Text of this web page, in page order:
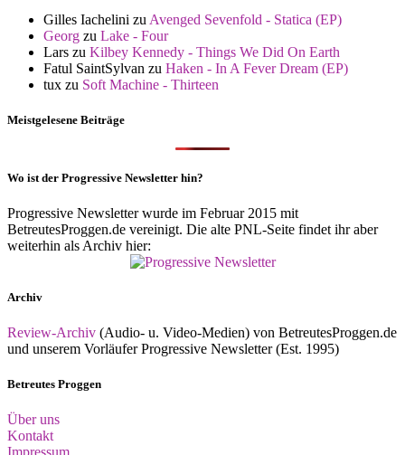
Gilles Iachelini zu Avenged Sevenfold - Statica (EP)
Georg zu Lake - Four
Lars zu Kilbey Kennedy - Things We Did On Earth
Fatul SaintSylvan zu Haken - In A Fever Dream (EP)
tux zu Soft Machine - Thirteen
Meistgelesene Beiträge
Wo ist der Progressive Newsletter hin?
Progressive Newsletter wurde im Februar 2015 mit
BetreutesProggen.de vereinigt. Die alte PNL-Seite findet ihr aber
weiterhin als Archiv hier:
Archiv
Review-Archiv (Audio- u. Video-Medien) von BetreutesProggen.de
und unserem Vorläufer Progressive Newsletter (Est. 1995)
Betreutes Proggen
Über uns
Kontakt